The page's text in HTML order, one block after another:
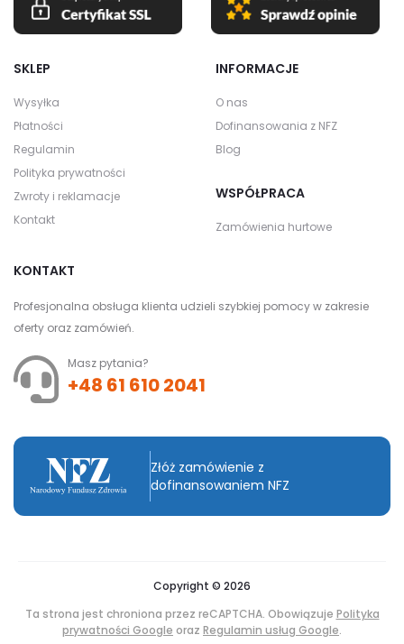
SKLEP
Wysyłka
Płatności
Regulamin
Polityka prywatności
Zwroty i reklamacje
Kontakt
INFORMACJE
O nas
Dofinansowania z NFZ
Blog
WSPÓŁPRACA
Zamówienia hurtowe
KONTAKT
Profesjonalna obsługa klienta udzieli szybkiej pomocy w zakresie
oferty oraz zamówień.
Masz pytania?
+48 61 610 2041
Złóż zamówienie z
dofinansowaniem NFZ
Copyright © 2026
Ta strona jest chroniona przez reCAPTCHA. Obowiązuje Polityka
prywatności Google oraz Regulamin usług Google.